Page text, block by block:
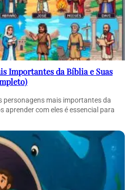
Importantes da Bíblia e Suas
personagens mais importantes da
aprender com eles é essencial para